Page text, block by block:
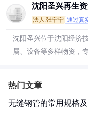
沈阳圣兴再生
法人:张宁宁 通过真
沈阳圣兴位于沈阳经济
属、设备等多样物资，
热门文章
无缝钢管的常用规格